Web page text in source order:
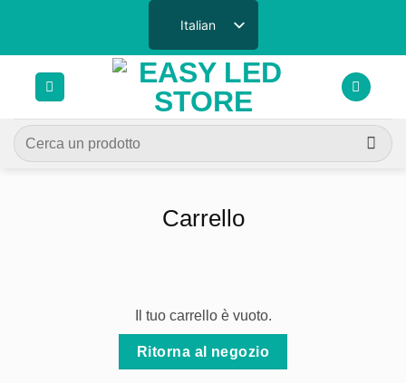
contenuti
Italian
Cerca:
Carrello
Il tuo carrello è vuoto.
Ritorna al negozio